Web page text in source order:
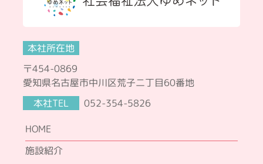
本社所在地
〒454-0869
愛知県名古屋市中川区荒子二丁目60番地
本社TEL
052-354-5826
HOME
施設紹介